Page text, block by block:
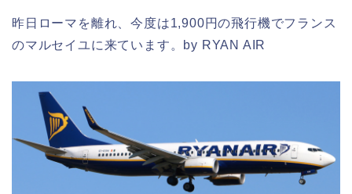
昨日ローマを離れ、今度は1,900円の飛行機でフランス
のマルセイユに来ています。by RYAN AIR